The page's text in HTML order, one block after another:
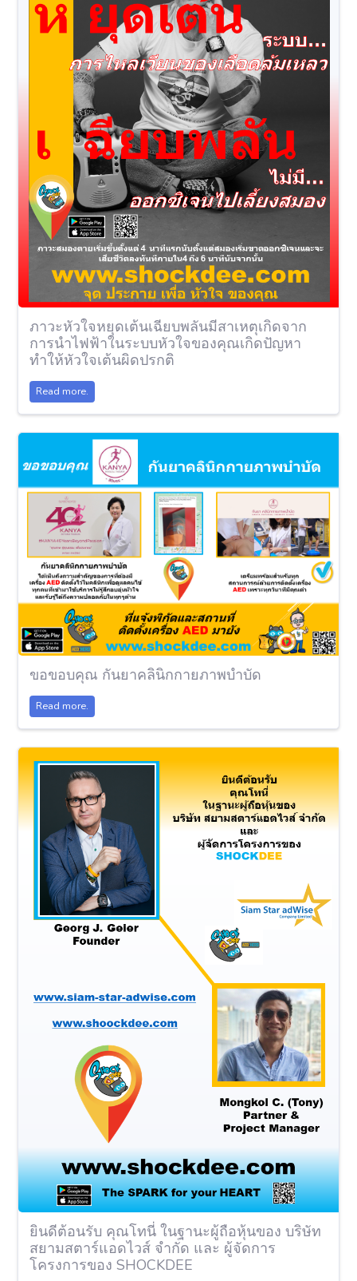
ภาวะหัวใจหยุดเต้นเฉียบพลันมีสาเหตุเกิดจาก
การนำไฟฟ้าในระบบหัวใจของคุณเกิดปัญหา
ทำให้หัวใจเต้นผิดปรกติ
Read more.
ขอขอบคุณ กันยาคลินิกกายภาพบำบัด
Read more.
ยินดีต้อนรับ คุณโทนี่ ในฐานะผู้ถือหุ้นของ บริษัท
สยามสตาร์แอดไวส์ จำกัด และ ผู้จัดการ
โครงการของ SHOCKDEE